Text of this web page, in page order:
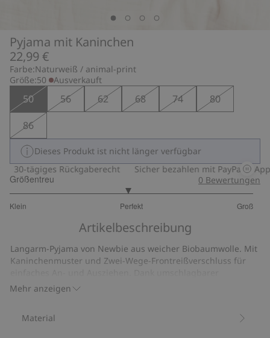
Pyjama mit Kaninchen
22,99 €
Farbe:Naturweiß / animal-print
Größe:50 Ausverkauft
50 56 62 68 74
80
86
Dieses Produkt ist nicht länger verfügbar
30-tägiges Rückgaberecht
Sicher bezahlen mit PayPal & Apple
Größentreu
Klein Perfekt Groß
von
31
Bewertungen
0 Bewertungen
Artikelbeschreibung
Mehr anzeigen
Langarm-Pyjama von Newbie aus weicher Biobaumwolle. Mit
Kaninchenmuster und Zwei-Wege-Frontreißverschluss für
Ärmelbündchen kann das Kleidungsstück „mitwachsen“ und
länger getragen werden. Zeitloses Newbie-Etikett vorne.
Artikelnummer
Material